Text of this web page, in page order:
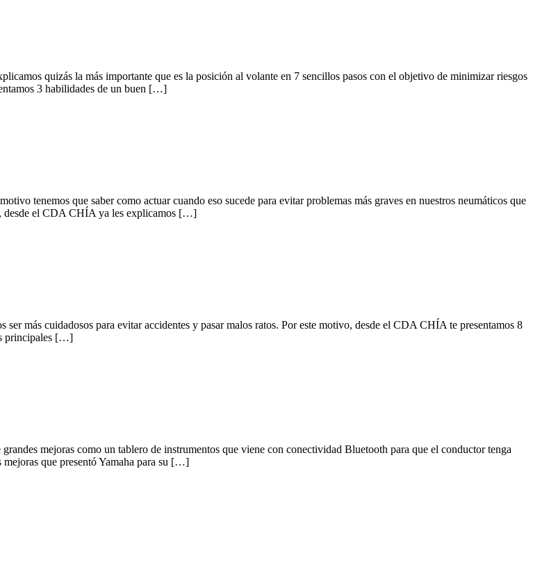
quizás la más importante que es la posición al volante en 7 sencillos pasos con el objetivo de minimizar riesgos
3 habilidades de un buen […]
tenemos que saber como actuar cuando eso sucede para evitar problemas más graves en nuestros neumáticos que
desde el CDA CHÍA ya les explicamos […]
más cuidadosos para evitar accidentes y pasar malos ratos. Por este motivo, desde el CDA CHÍA te presentamos 8
principales […]
mejoras como un tablero de instrumentos que viene con conectividad Bluetooth para que el conductor tenga
mejoras que presentó Yamaha para su […]